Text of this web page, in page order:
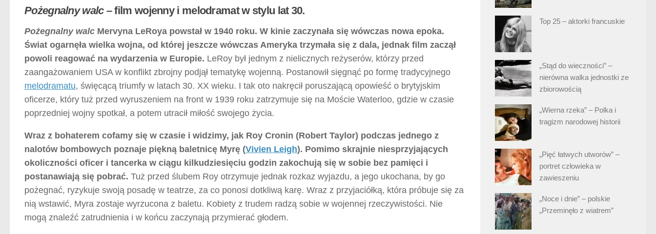
Pożegnalny walc– film wojenny i melodramat w stylu lat 30.
Pożegnalny walc Mervyna LeRoya powstał w 1940 roku. W kinie zaczynała się wówczas nowa epoka.
Świat ogarnęła wielka wojna, od której jeszcze wówczas Ameryka trzymała się z dala, jednak film zaczął
powoli reagować na wydarzenia w Europie. LeRoy był jednym z nielicznych reżyserów, którzy przed
zaangażowaniem USA w konflikt zbrojny podjął tematykę wojenną. Postanowił sięgnąć po formę tradycyjnego
melodramatu, święcącą triumfy w latach 30. XX wieku. I tak oto nakręcił poruszającą opowieść o brytyjskim
oficerze, który tuż przed wyruszeniem na front w 1939 roku zatrzymuje się na Moście Waterloo, gdzie w czasie
poprzedniej wojny spotkał, a potem utracił miłość swojego życia.
Wraz z bohaterem cofamy się w czasie i widzimy, jak Roy Cronin (Robert Taylor) podczas jednego z
nalotów bombowych poznaje piękną baletnicę Myrę (Vivien Leigh). Pomimo skrajnie niesprzyjających
okoliczności oficer i tancerka w ciągu kilkudziesięciu godzin zakochują się w sobie bez pamięci i
postanawiają się pobrać. Tuż przed ślubem Roy otrzymuje jednak rozkaz wyjazdu, a jego ukochana, by go
pożegnać, ryzykuje swoją posadę w teatrze, za co ponosi dotkliwą karę. Wraz z przyjaciółką, która próbuje się za
nią wstawić, Myra zostaje wyrzucona z baletu. Kobiety z trudem radzą sobie w wojennej rzeczywistości. Nie
mogą znaleźć zatrudnienia i w końcu zaczynają przymierać głodem.
Top 25 – aktorki francuskie
„Stąd do wieczności” –
nierówna walka jednostki ze
zbiorowością
„Wierna rzeka” – Polka i
tragizm narodowej historii
„Pięć łatwych utworów” –
portret człowieka w
zawieszeniu
„Noce i dnie” – polskie
„Przeminęło z wiatrem”